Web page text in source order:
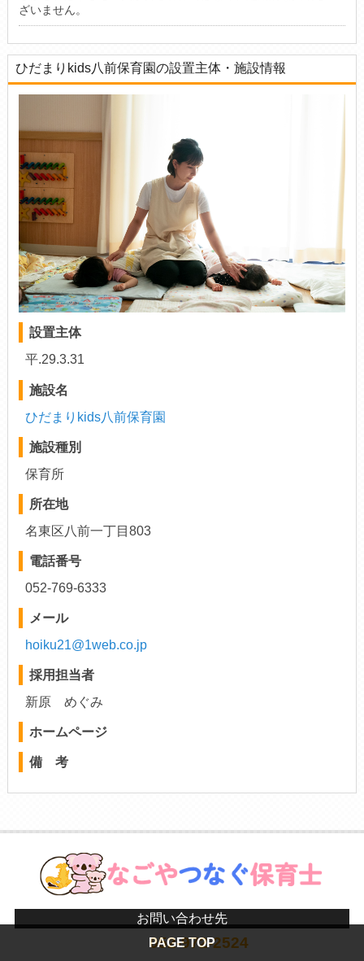
ざいません。
ひだまりkids八前保育園の設置主体・施設情報
設置主体
平.29.3.31
施設名
ひだまりkids八前保育園
施設種別
保育所
所在地
名東区八前一丁目803
電話番号
052-769-6333
メール
hoiku21@1web.co.jp
採用担当者
新原 めぐみ
ホームページ
備 考
お問い合わせ先
052-972-2524
PAGE TOP